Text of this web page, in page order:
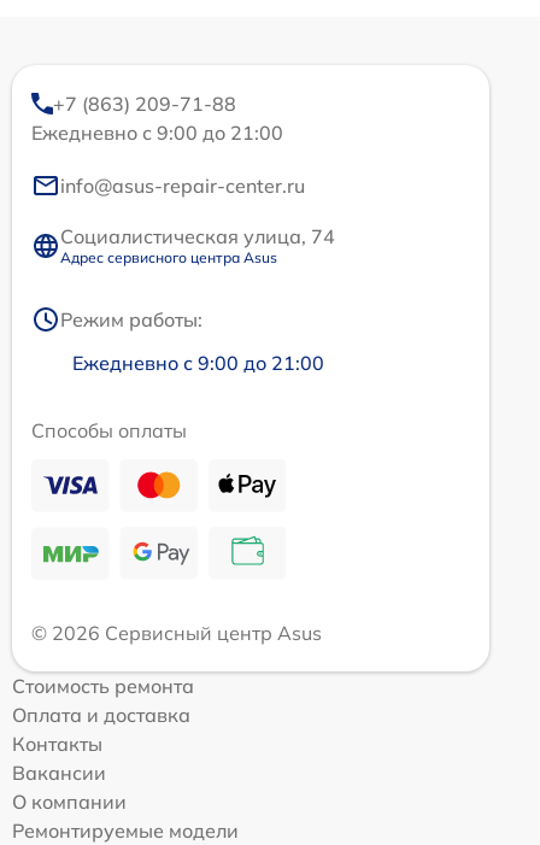
+7 (863) 209-71-88
Ежедневно с 9:00 до 21:00
info@asus-repair-center.ru
Социалистическая улица, 74
Адрес сервисного центра Asus
Режим работы:
Ежедневно с 9:00 до 21:00
Способы оплаты
© 2026 Сервисный центр Asus
Стоимость ремонта
Оплата и доставка
Контакты
Вакансии
О компании
Ремонтируемые модели